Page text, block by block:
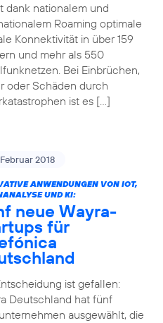
dank nationalem und
Roaming optimale
Konnektivität in über 159
und mehr als 550
Bei Einbrüchen,
oder Schäden durch
ist es […]
2018
ANWENDUNGEN VON IOT,
UND KI:
neue Wayra-
für
ist gefallen:
Deutschland hat fünf
ausgewählt, die